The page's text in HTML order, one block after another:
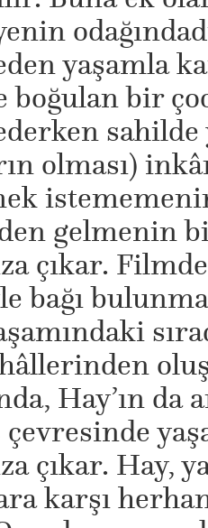
yaşamla
boğulan bir
olması)
gelmenin
çıkar.
bağı
Hay’ın
çevresinde
çıkar. Hay,
karşı